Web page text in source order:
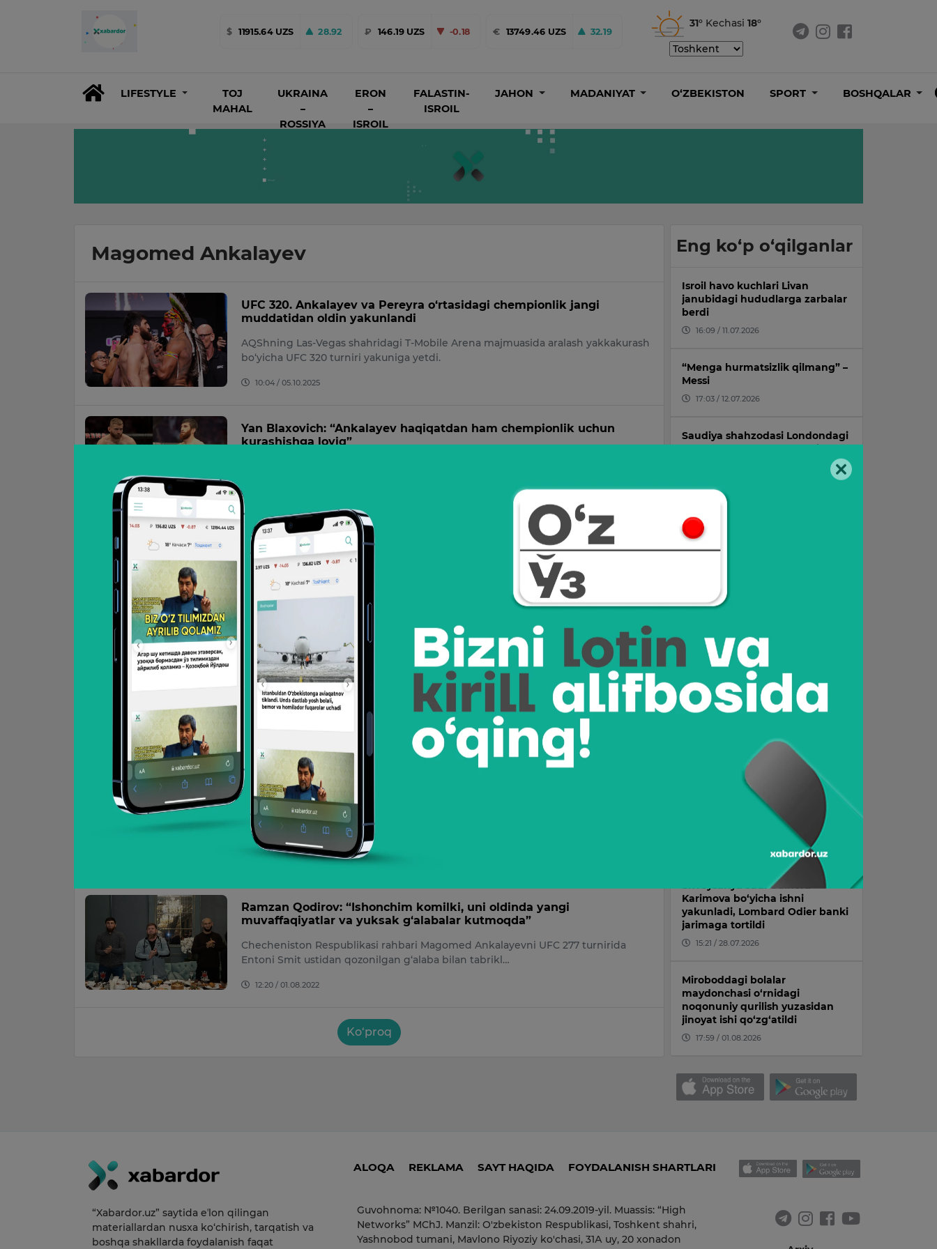
$ 11915.64 UZS 28.92 ₽ 146.19 UZS -0.18 € 13749.46 UZS 32.19
31° Kechasi 18°
LIFESTYLE
TOJ
MAHAL
UKRAINA
–
ROSSIYA
ERON
–
ISROIL
FALASTIN-
ISROIL
JAHON MADANIYAT O‘ZBEKISTON SPORT BOSHQALAR
Magomed Ankalayev
UFC 320. Ankalayev va Pereyra o‘rtasidagi chempionlik jangi
muddatidan oldin yakunlandi
AQShning Las-Vegas shahridagi T-Mobile Arena majmuasida aralash yakkakurash
bo‘yicha UFC 320 turniri yakuniga yetdi.
10:04 / 05.10.2025
Yan Blaxovich: “Ankalayev haqiqatdan ham chempionlik uchun
kurashishga loyiq”
Glover Teysheyra: “Ankalayev va Blaxovich o‘rtasidagi to‘qnashuv
g‘olibi bilan jang qilishni rejalashtirganman”
MMA faxriysi Magomed Ankalayev va Yan Blaxovich o‘rtasidagi chempionlik jangi
g‘olibiga qarshi jang qilishi kerak, deb hisob…
Dana Uayt: “Proxazka ajoyib qaror qabul qildi, unga shunchaki
“respect!”
UFC prezidenti Irji Prochazkaning yarim og‘ir vazn toifasidagi chempionlik
unvonidan voz kechish qaroriga izoh berdi.
15:43 / 24.11.2022
Proxazka jarohat oldi, Teysheyra esa vakand kamar uchun jangdan voz
kechdi
UFC 282 turniri asosiy kardida jiddiy o‘zgarishlar ro‘y berdi.
14:39 / 24.11.2022
Ramzan Qodirov: “Ishonchim komilki, uni oldinda yangi
muvaffaqiyatlar va yuksak g‘alabalar kutmoqda”
Checheniston Respublikasi rahbari Magomed Ankalayevni UFC 277 turnirida
Entoni Smit ustidan qozonilgan g‘alaba bilan tabrikl…
12:20 / 01.08.2022
Ko‘proq
Eng ko‘p o‘qilganlar
Isroil havo kuchlari Livan
janubidagi hududlarga zarbalar
berdi
16:09 / 11.07.2026
“Menga hurmatsizlik qilmang” –
Messi
17:03 / 12.07.2026
Saudiya shahzodasi Londondagi
mehmonxonada vafot etdi
Superkompyuter JCH g‘olibligi
uchun taxminlarni yangiladi
12:57 / 12.07.2026
15:49 / 19.07.2026
Rubio: “AQSh Ukrainadagi
mojaroni hal qila oladigan
yagona mamlakat”
15:45 / 22.07.2026
22:24 / 24.07.2026
Eron Yevropa Ittifoqini tinch
aholiga qarshi hujumlarda AQSh
quvvatlaganlikda aybladi
Shveysariya sudi Gulnora
Karimova bo‘yicha ishni
yakunladi, Lombard Odier banki
jarimaga tortildi
15:21 / 28.07.2026
Miroboddagi bolalar
maydonchasi o‘rnidagi
noqonuniy qurilish yuzasidan
jinoyat ishi qo‘zg‘atildi
17:59 / 01.08.2026
“Xabardor.uz” saytida eʼlon qilingan
materiallardan nusxa ko‘chirish, tarqatish va
boshqa shakllarda foydalanish faqat
ALOQA REKLAMA SAYT HAQIDA FOYDALANISH SHARTLARI
Guvohnoma: №1040. Berilgan sanasi: 24.09.2019-yil. Muassis: “High
Networks” MChJ. Manzil: O'zbekiston Respublikasi, Toshkent shahri,
Yashnobod tumani, Mavlono Riyoziy ko'chasi, 31А uy, 20 xonadon